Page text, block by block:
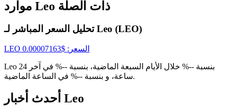
USDT New User Exclusive 10% APR
USDT Flexible Staking | Daily Rewards
BTC New User Exclusive: 6.5% APR
موارد Leo ذات الصلة
تحليل السعر المباشر لـ Leo (LEO)
LEO السعر : $
0.00007163
Leo بنسبة --% خلال الأيام السبعة الماضية، بنسبة --% في آخر 24
ساعة، و بنسبة --% في الساعة الماضية.
أحدث أخبار Leo